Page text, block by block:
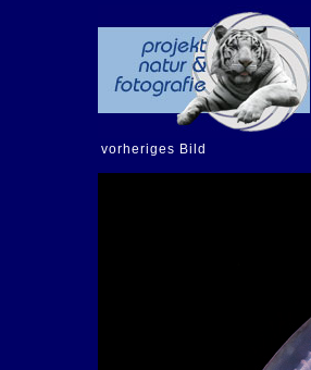
vorheriges Bild